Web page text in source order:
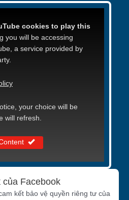
cookies to play this
you will be accessing
a service provided by
your choice will be
will refresh.
của Facebook
kết bảo vệ quyền riêng tư của